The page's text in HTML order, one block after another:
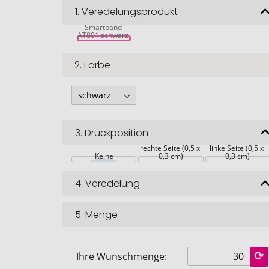
1.Veredelungsprodukt
Smartband
AT801 schwarz
2.Farbe
3.Druckposition
Keine
rechte Seite (0,5 x
0,3 cm)
linke Seite (0,5 x
0,3 cm)
4.Veredelung
5.Menge
Ihre Wunschmenge: